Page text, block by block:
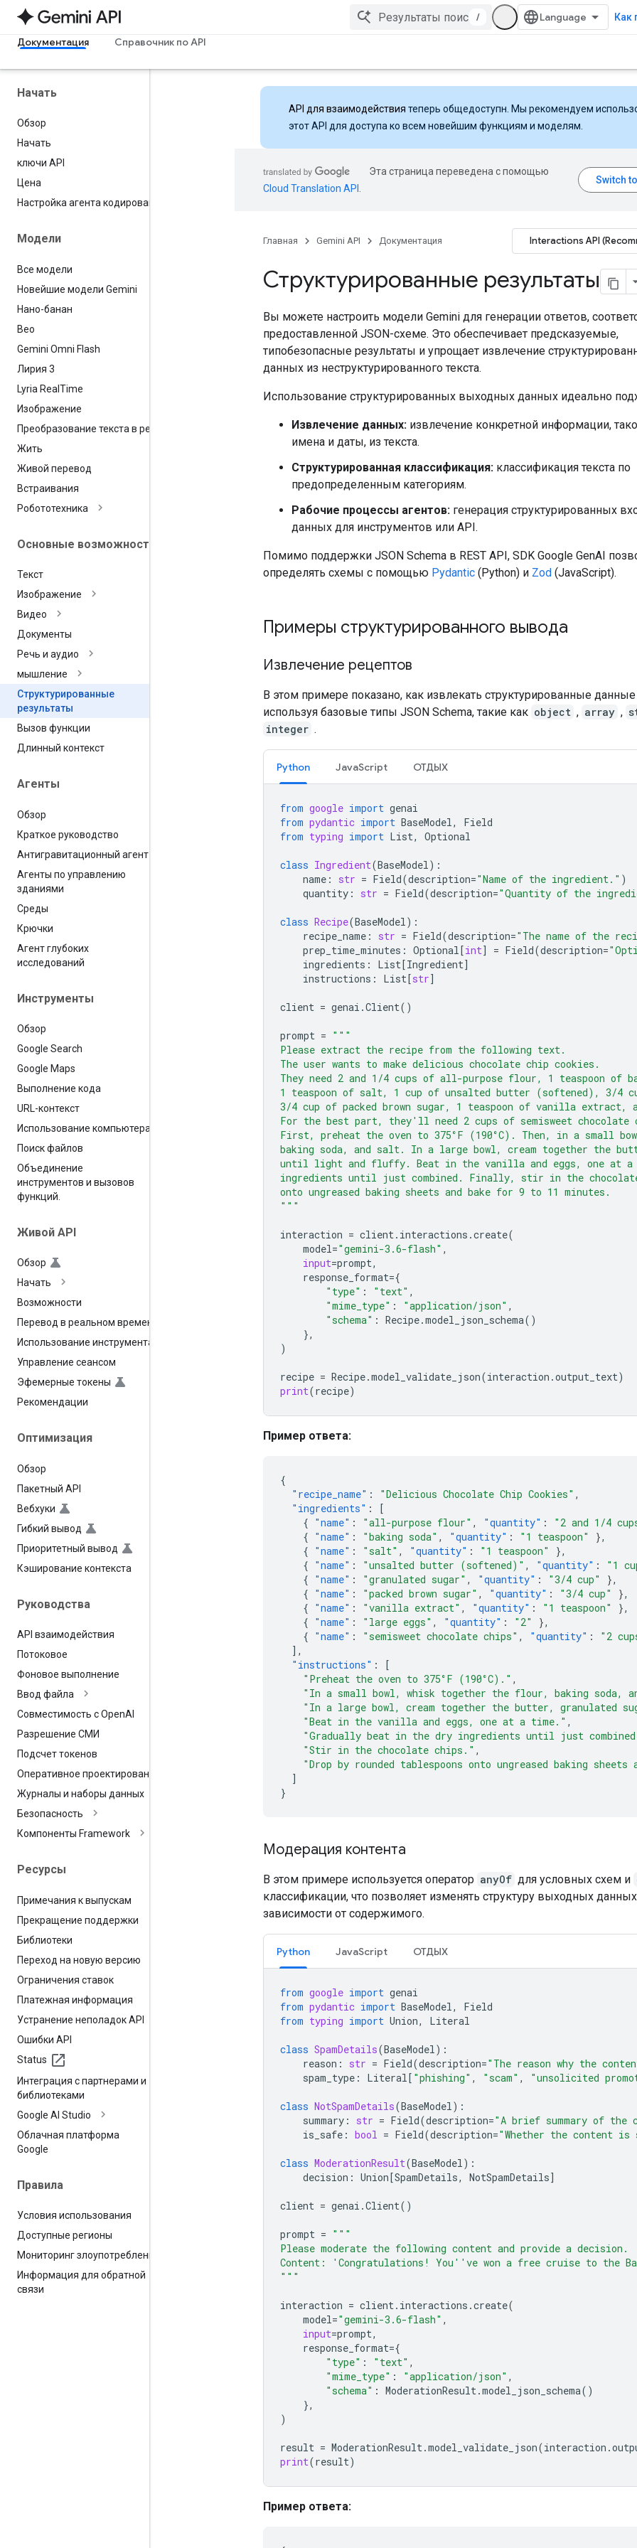
/ Как
Документация Справочник по API
Начать
Обзор
Начать
ключи API
Цена
Настройка агента кодирования
Модели
Все модели
Новейшие модели Gemini
Нано-банан
Вео
Gemini Omni Flash
Лирия 3
Lyria Real Time
Изображение
Преобразование текста в речь
Жить
Живой перевод
Встраивания
Робототехника
Основные возможности
Текст
Изображение
Видео
Документы
Речь и аудио
мышление
Структурированные
результаты
Вызов функции
Длинный контекст
Агенты
Обзор
Краткое руководство
Антигравитационный агент
Агенты по управлению
зданиями
Среды
Крючки
Агент глубоких
исследований
Инструменты
Обзор
Google Search
Google Maps
Выполнение кода
URL-контекст
Использование компьютера
Поиск файлов
Объединение
инструментов и вызовов
функций
Живой API
Обзор
Начать
Возможности
Перевод в реальном времени
Использование инструмента
Управление сеансом
Эфемерные токены
Рекомендации
Оптимизация
Обзор
Пакетный API
Вебхуки
Гибкий вывод
Приоритетный вывод
Кэширование контекста
Руководства
API взаимодействия
Потоковое
Фоновое выполнение
Ввод файла
Совместимость с OpenAI
Разрешение СМИ
Подсчет токенов
Оперативное проектирование
Журналы и наборы данных
Безопасность
Компоненты Framework
Ресурсы
Примечания к выпускам
Прекращение поддержки
Библиотеки
Переход на новую версию
Ограничения ставок
Платежная информация
Устранение неполадок API
Ошибки API
Status
Интеграция с партнерами и
библиотеками
Google AI Studio
Облачная платформа
Google
Правила
Условия использования
Доступные регионы
Мониторинг злоупотреблений
Информация для обратной
связи
API для взаимодействия теперь общедоступн. Мы рекомендуем
этот API для доступа ко всем новейшим функциям и моделям.
Эта страница переведена с помощью
Cloud Translation API
Главная Gemini API Документация Interactions API
Структурированные результаты
Вы можете настроить модели Gemini для генерации ответов,
предоставленной JSON-схеме. Это обеспечивает предсказуемые,
типобезопасные результаты и упрощает извлечение
данных из неструктурированного текста.
Использование структурированных выходных данных идеально
Извлечение данных: извлечение конкретной информации,
имена и даты, из текста.
Структурированная классификация: классификация текста по
предопределенным категориям.
Рабочие процессы агентов: генерация структурированных
данных для инструментов или API.
Помимо поддержки JSON Schema в REST API, SDK Google GenAI
определять схемы с помощью Pydantic (Python) и Zod (JavaScript).
Примеры структурированного вывода
Извлечение рецептов
В этом примере показано, как извлекать структурированные данные
используя базовые типы JSON Schema, такие как object , array ,
integer .
Python JavaScript ОТДЫХ
from google import genai
from pydantic import BaseModel,
Field
from typing import List, Optional
class Ingredient(BaseModel):
name : str = Field(description="Name of the ingredient." )
quantity : str = Field(description="Quantity of the
class Recipe(BaseModel):
recipe_name : str = Field(description="The name of the
prep_time_minutes : Optional[int] = Field(description=
ingredients : List[Ingredient]
instructions : List[str]
client = genai .Client()
prompt = """
Please extract the recipe from the following text.
The user wants to make delicious chocolate chip cookies.
They need 2 and 1/4 cups of all-purpose flour, 1 teaspoon of
1 teaspoon of salt, 1 cup of unsalted butter (softened), 3/4
3/4 cup of packed brown sugar, 1 teaspoon of vanilla extract,
For the best part, they'll need 2 cups of semisweet chocolate
First, preheat the oven to 375°F (190°C). Then, in a small
baking soda, and salt. In a large bowl, cream together the
until light and fluffy. Beat in the vanilla and eggs, one at a
ingredients until just combined. Finally, stir in the chocolate
onto ungreased baking sheets and bake for 9 to 11 minutes.
"""
interaction = client. interactions .create(
model="gemini-3.6-flash" ,
input=prompt,
response_format={
"type" : "text" ,
"mime_type" : "application/json" ,
"schema" : Recipe.model_json_schema()
},
)
recipe = Recipe.model_validate_json(interaction .output_text)
print(recipe)
Пример ответа:
{
"recipe_name" : "Delicious Chocolate Chip Cookies" ,
"ingredients" :
[
{ "name" : "all-purpose flour" , "quantity" : "2 and 1/4
{ "name" : "baking soda" , "quantity" : "1 teaspoon"
},
{ "name" : "salt" , "quantity" : "1 teaspoon"
},
{ "name" : "unsalted butter (softened)" , "quantity" : "1
{ "name" : "granulated sugar" , "quantity" : "3/4 cup"
},
{ "name" : "packed brown sugar" , "quantity" : "3/4 cup"
},
{ "name" : "vanilla extract" , "quantity" : "1 teaspoon"
},
{ "name" : "large eggs" , "quantity" : "2"
},
{ "name" : "semisweet chocolate chips" , "quantity" : "2
],
"instructions" :
[
"Preheat the oven to 375°F (190°C)." ,
"In a small bowl, whisk together the flour, baking soda,
"In a large bowl, cream together the butter, granulated
"Beat in the vanilla and eggs, one at a time." ,
"Gradually beat in the dry ingredients until just
"Stir in the chocolate chips." ,
"Drop by rounded tablespoons onto ungreased baking
]
}
Модерация контента
В этом примере используется оператор anyOf для условных схем и
классификации, что позволяет изменять структуру выходных
зависимости от содержимого.
Python JavaScript ОТДЫХ
from google import genai
from pydantic import BaseModel,
Field
from typing import Union, Literal
class SpamDetails(BaseModel):
reason : str = Field(description="The reason why the
spam_type : Literal[ "phishing" , "scam" , "unsolicited
class NotSpamDetails(BaseModel):
summary : str = Field(description="A brief summary of the
is_safe : bool = Field(description="Whether the content
class ModerationResult(BaseModel):
decision : Union[SpamDetails, NotSpamDetails]
client = genai .Client()
prompt = """
Please moderate the following content and provide a decision.
Content: 'Congratulations! You''ve won a free cruise to the
"""
interaction = client. interactions .create(
model="gemini-3.6-flash" ,
input=prompt,
response_format={
"type" : "text" ,
"mime_type" : "application/json" ,
"schema" : ModerationResult.model_json_schema()
},
)
result = ModerationResult.model_validate_json(interaction .
print(result)
Пример ответа: